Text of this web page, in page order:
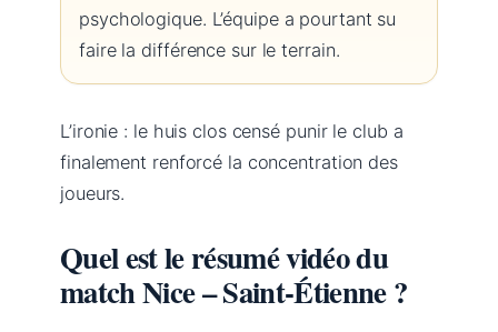
psychologique. L’équipe a pourtant su
faire la différence sur le terrain.
L’ironie : le huis clos censé punir le club a
finalement renforcé la concentration des
joueurs.
Quel est le résumé vidéo du
match Nice – Saint-Étienne ?